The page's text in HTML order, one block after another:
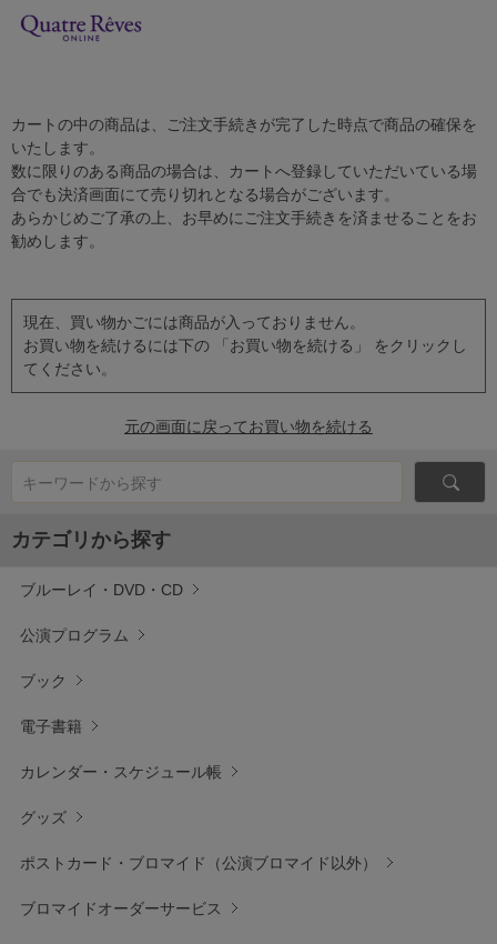
カートの中の商品は、ご注文手続きが完了した時点で商品の確保を
いたします。
数に限りのある商品の場合は、カートへ登録していただいている場
合でも決済画面にて売り切れとなる場合がございます。
あらかじめご了承の上、お早めにご注文手続きを済ませることをお
勧めします。
現在、買い物かごには商品が入っておりません。
お買い物を続けるには下の 「お買い物を続ける」 をクリックし
てください。
元の画面に戻ってお買い物を続ける
キーワードから探す
カテゴリから探す
ブルーレイ・DVD・CD
公演プログラム
ブック
電子書籍
カレンダー・スケジュール帳
グッズ
ポストカード・ブロマイド（公演ブロマイド以外）
ブロマイドオーダーサービス